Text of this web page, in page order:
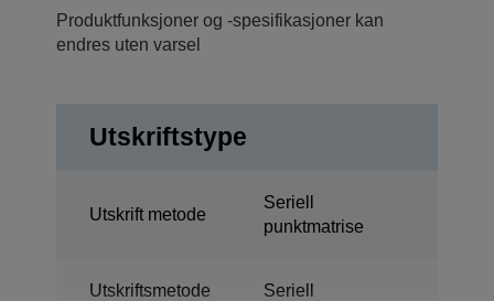
Produktfunksjoner og -spesifikasjoner kan
endres uten varsel
Utskriftstype
Utskrift metode
Seriell
punktmatrise
Utskriftsmetode
Seriell